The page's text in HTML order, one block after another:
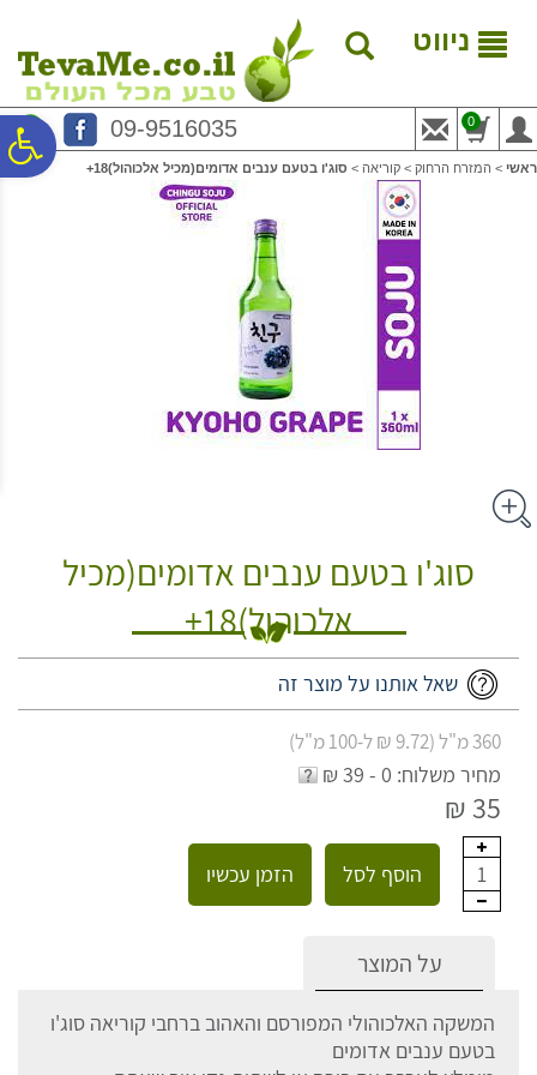
נגישות
המרכזי
ניווט
09-9516035 0
ראשי > המזרח הרחוק > קוריאה > סוג'ו בטעם ענבים אדומים(מכיל אלכוהול)18+
סוג'ו בטעם ענבים אדומים(מכיל
אלכוהול)18+
שאל אותנו על מוצר זה
360 מ"ל (9.72 ₪ ל-100 מ"ל)
מחיר משלוח: 0 - 39 ₪
35 ₪
1 הוסף לסל הזמן עכשיו
על המוצר
המשקה האלכוהולי המפורסם והאהוב ברחבי קוריאה סוג'ו
בטעם ענבים אדומים